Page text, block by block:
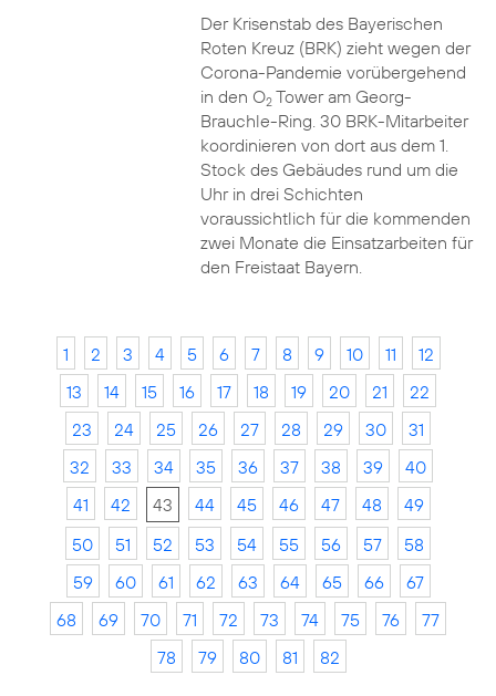
Der Krisenstab des Bayerischen
Roten Kreuz (BRK) zieht wegen der
Corona-Pandemie vorübergehend
in den O2Tower am Georg-
Brauchle-Ring. 30 BRK-Mitarbeiter
koordinieren von dort aus dem 1.
Stock des Gebäudes rund um die
Uhr in drei Schichten
voraussichtlich für die kommenden
zwei Monate die Einsatzarbeiten für
den Freistaat Bayern.
1 2 3 4 5 6 7 8 9 10 11
12
13
14 15 16 17 18 19 20 21
22
23
24 25 26 27 28 29 30
31
32
33 34 35 36 37 38 39
40
41
42 43 44 45 46 47 48
49
50
51 52 53 54 55 56 57
58
59
60 61 62 63 64 65 66
67
68
69 70 71 72 73 74 75 76
77
78
79 80 81 82